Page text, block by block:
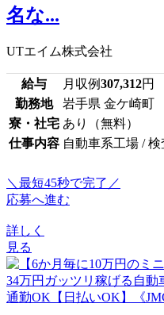
名な...
UTエイム株式会社
給与 月収例307,312円
勤務地
岩手県 金ケ崎町
寮・社宅 あり（無料）
仕事内容 自動車系工場 /
＼最短45秒で完了／
応募へ進む
詳しく
見る